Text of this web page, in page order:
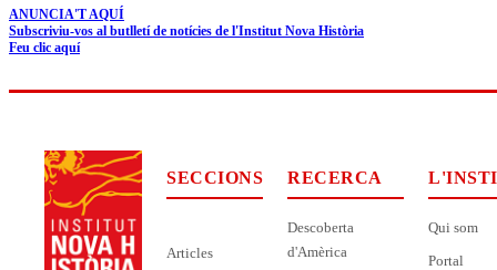
ANUNCIA'T AQUÍ
Subscriviu-vos al butlletí de notícies de l'Institut Nova Història
Feu clic aquí
SECCIONS
Articles
RECERCA
Descoberta
d'Amèrica
Qui som
Portal